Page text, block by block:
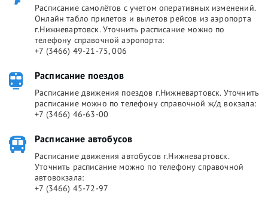
Расписание самолётов с учетом оперативных изменений.
Онлайн табло прилетов и вылетов рейсов из аэропорта
г.Нижневартовск. Уточнить расписание можно по
телефону справочной аэропорта:
+7 (3466) 49-21-75, 006
Расписание поездов
Расписание движения поездов г.Нижневартовск. Уточнить
расписание можно по телефону справочной ж/д вокзала:
+7 (3466) 46-63-00
Расписание автобусов
Расписание движения автобусов г.Нижневартовск.
Уточнить расписание можно по телефону справочной
автовокзала:
+7 (3466) 45-72-97